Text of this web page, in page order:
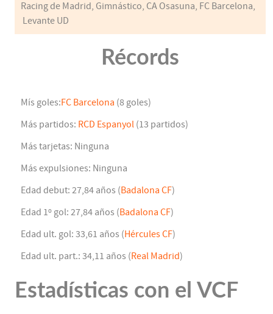
Racing de Madrid, Gimnástico, CA Osasuna, FC Barcelona,
Levante UD
Récords
Mís goles:FC Barcelona (8 goles)
Más partidos: RCD Espanyol (13 partidos)
Más tarjetas: Ninguna
Más expulsiones: Ninguna
Edad debut: 27,84 años (Badalona CF)
Edad 1º gol: 27,84 años (Badalona CF)
Edad ult. gol: 33,61 años (Hércules CF)
Edad ult. part.: 34,11 años (Real Madrid)
Estadísticas con el VCF